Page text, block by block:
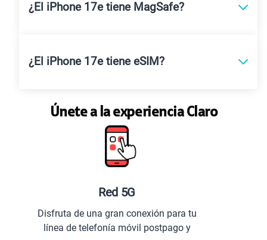
¿El iPhone 17e tiene MagSafe?
¿El iPhone 17e tiene eSIM?
Únete a la experiencia Claro
Planes especiales para ti
Comunícate con todo el Perú y el
extranjero.